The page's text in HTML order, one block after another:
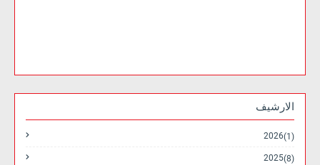
الارشيف
2026 (1)
2025 (8)